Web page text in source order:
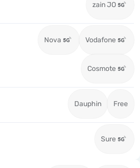
zain JO
Nova Vodafone
Cosmote
Dauphin Free
Sure